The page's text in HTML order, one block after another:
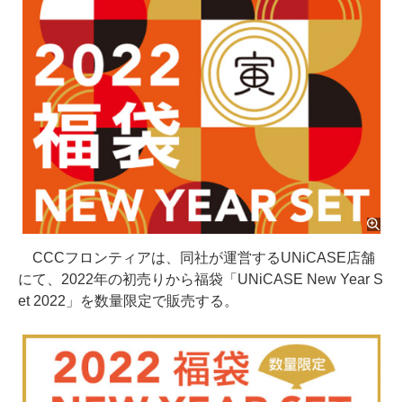
CCCフロンティアは、同社が運営するUNiCASE店舗
にて、2022年の初売りから福袋「UNiCASE New Year S
et 2022」を数量限定で販売する。